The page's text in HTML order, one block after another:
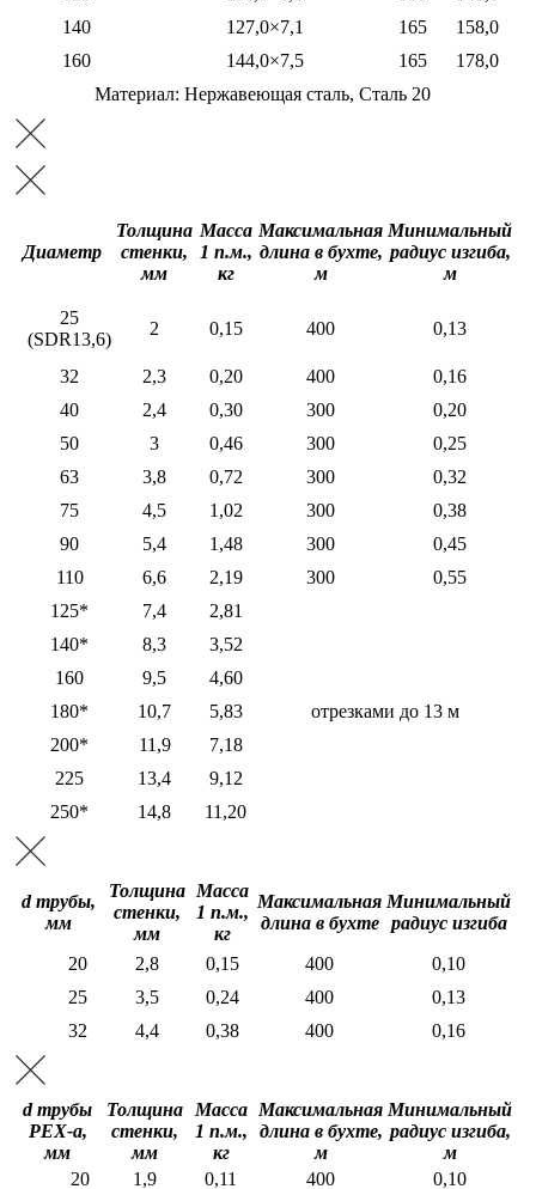
140
127,0×7,1 165
158,0
160
144,0×7,5 165
178,0
Материал: Нержавеющая сталь, Сталь 20
Диаметр
Толщина
стенки,
мм
Масса
1 п.м.,
кг
Максимальная
длина в бухте,
м
Минимальный
радиус изгиба,
м
25
(SDR13,6)
2 0,15 400 0,13
32 2,3 0,20 400
0,16
40
2,4 0,30 300
0,20
50
3 0,46 300
0,25
63
3,8 0,72 300
0,32
75
4,5 1,02 300
0,38
90
5,4 1,48 300
0,45
110
6,6 2,19 300
0,55
125*
7,4 2,81
отрезками до 13 м
140* 8,3
3,52
160
9,5
4,60
180*
10,7
5,83
200*
11,9
7,18
225
13,4
9,12
250*
14,8 11,20
d трубы,
мм
Толщина
стенки,
мм
Масса
1 п.м.,
кг
Максимальная
длина в бухте
Минимальный
радиус изгиба
20
2,8 0,15 400
0,10
25
3,5 0,24 400
0,13
32
4,4 0,38 400 0,16
d трубы
PEX-a,
мм
Толщина
стенки,
мм
Масса
1 п.м.,
кг
Максимальная
длина в бухте,
м
Минимальный
радиус изгиба,
м
20
1,9 0,11 400
0,10